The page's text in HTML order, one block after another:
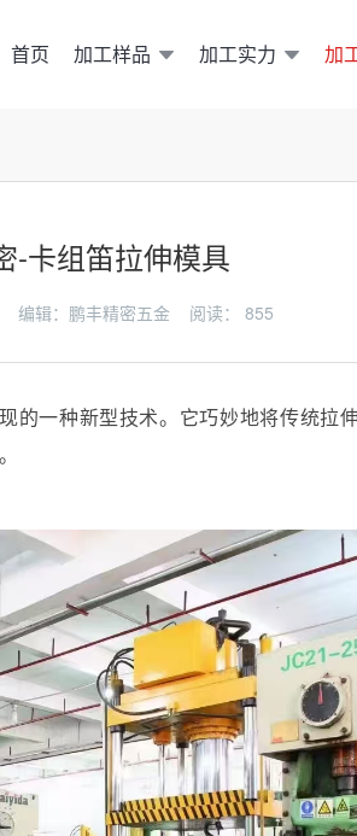
首页 加工样品 加工实力 加
-卡组笛拉伸模具
编辑：鹏丰精密五金 阅读： 855
的一种新型技术。它巧妙地将传统拉